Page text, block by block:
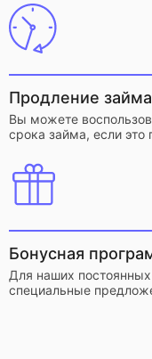
Продление займа
Вы можете
срока займа, если
Бонусная
Для наших
специальные